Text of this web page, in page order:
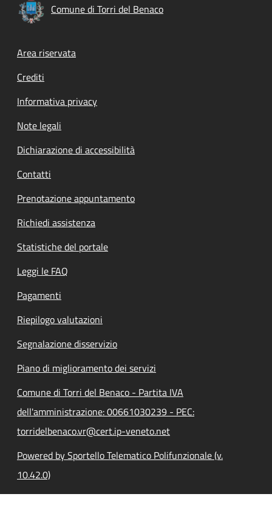
Comune di Torri del Benaco
Footer menu
Area riservata
Crediti
Informativa privacy
Note legali
Dichiarazione di accessibilità
Contatti
Prenotazione appuntamento
Richiedi assistenza
Statistiche del portale
Leggi le FAQ
Pagamenti
Riepilogo valutazioni
Segnalazione disservizio
Piano di miglioramento dei servizi
Comune di Torri del Benaco - Partita IVA
dell'amministrazione: 00661030239 - PEC:
torridelbenaco.vr@cert.ip-veneto.net
Powered by Sportello Telematico Polifunzionale (v.
10.42.0)